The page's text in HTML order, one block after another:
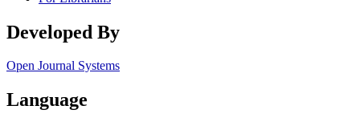
Developed By
Open Journal Systems
Language